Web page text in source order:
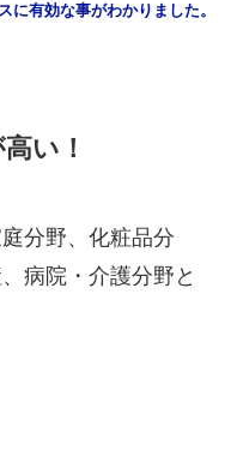
に有効な事がわかりました。
い！
分野、化粧品分
病院・介護分野と